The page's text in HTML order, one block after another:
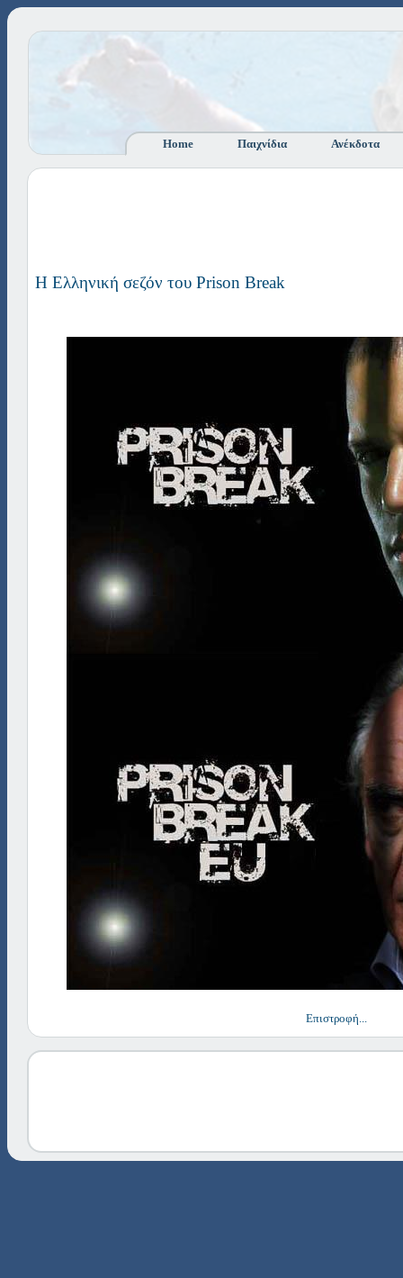
Home Παιχνίδια Ανέκδοτα
Η Ελληνική σεζόν του Prison Break
Επιστροφή...